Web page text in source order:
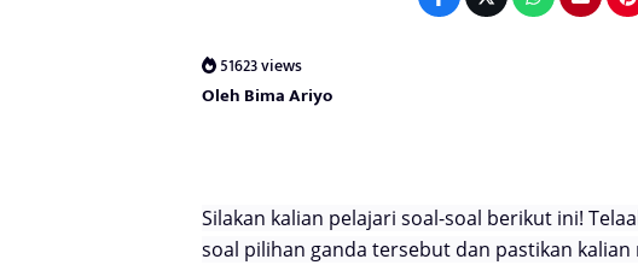
51623 views
Oleh Bima Ariyo
Silakan kalian pelajari soal-soal berikut ini!
soal pilihan ganda tersebut dan pastikan